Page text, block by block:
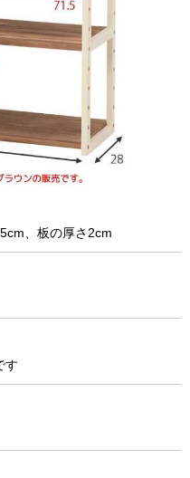
、板の厚さ2cm
す